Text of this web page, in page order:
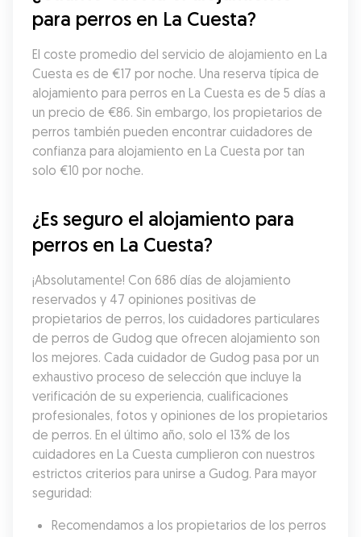
para perros en La Cuesta?
El coste promedio del servicio de alojamiento en La
Cuesta es de €17 por noche. Una reserva típica de
alojamiento para perros en La Cuesta es de 5 días a
un precio de €86. Sin embargo, los propietarios de
perros también pueden encontrar cuidadores de
confianza para alojamiento en La Cuesta por tan
solo €10 por noche.
¿Es seguro el alojamiento para
perros en La Cuesta?
¡Absolutamente! Con 686 días de alojamiento
reservados y 47 opiniones positivas de
propietarios de perros, los cuidadores particulares
de perros de Gudog que ofrecen alojamiento son
los mejores. Cada cuidador de Gudog pasa por un
exhaustivo proceso de selección que incluye la
verificación de su experiencia, cualificaciones
profesionales, fotos y opiniones de los propietarios
de perros. En el último año, solo el 13% de los
cuidadores en La Cuesta cumplieron con nuestros
estrictos criterios para unirse a Gudog. Para mayor
seguridad:
Recomendamos a los propietarios de los perros